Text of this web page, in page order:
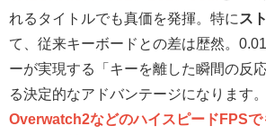
れるタイトルでも真価を発揮。特に ス
て、従来キーボードとの差は歴然。
ーが実現する「キーを離した瞬間の反
る決定的なアドバンテージになります。
Overwatch2などのハイスピードFPSで